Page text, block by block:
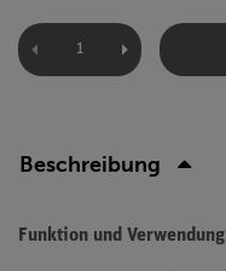
Beschreibung
Funktion und Verwendung